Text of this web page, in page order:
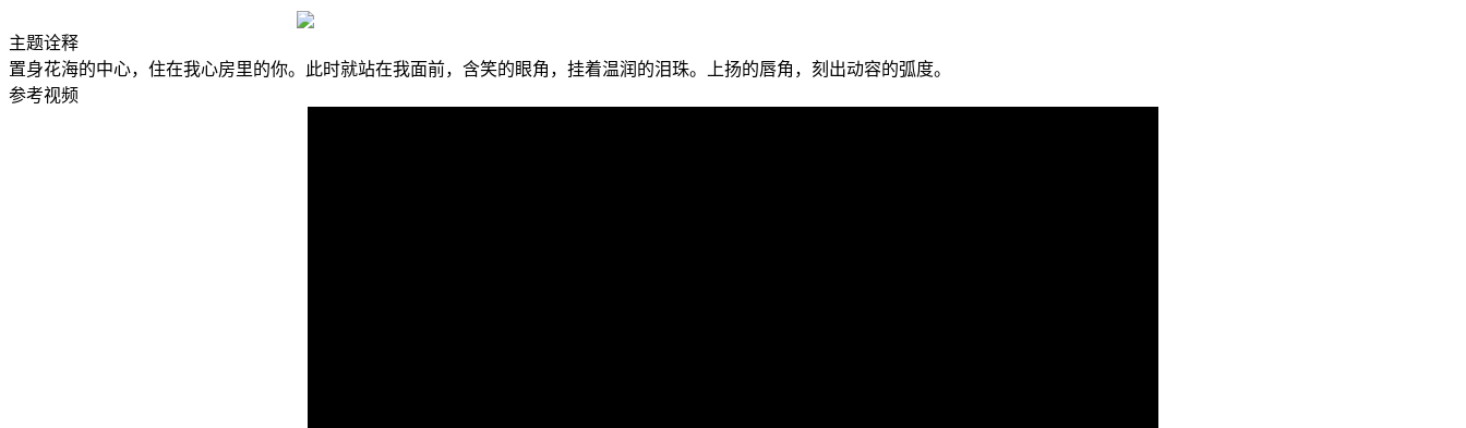
主题诠释
置身花海的中心，住在我心房里的你。此时就站在我面前，含笑的眼角，挂着温润的泪珠。上扬的唇角，刻出动容的弧度。
参考视频